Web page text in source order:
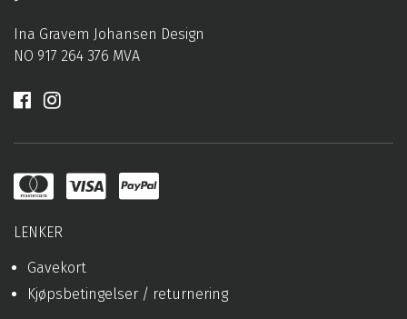
Ina Gravem Johansen Design
NO 917 264 376 MVA
LENKER
Gavekort
Kjøpsbetingelser / returnering